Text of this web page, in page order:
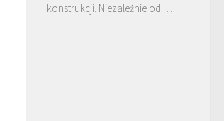
konstrukcji. Niezależnie od …